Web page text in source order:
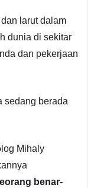
larut dalam
dunia di sekitar
dan pekerjaan
sedang berada
Mihaly
benar-